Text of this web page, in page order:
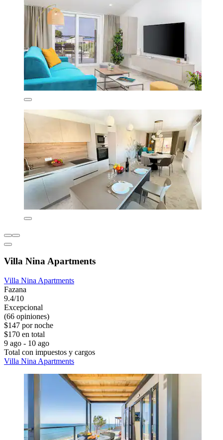
Villa Nina Apartments
Villa Nina Apartments
Fazana
9.4/10
Excepcional
(66 opiniones)
$147 por noche
$170 en total
9 ago - 10 ago
Total con impuestos y cargos
Villa Nina Apartments